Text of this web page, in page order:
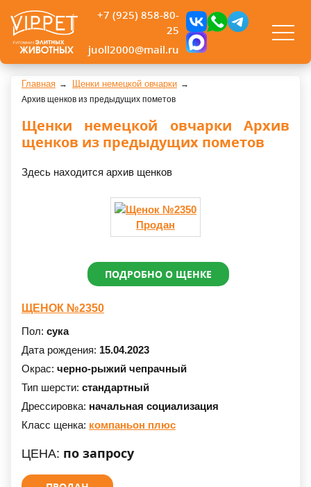
+7 (925) 858-80-
25
juoll2000@mail.ru
Главная Щенки немецкой овчарки
Архив щенков из предыдущих пометов
Щенки немецкой овчарки Архив
щенков из предыдущих пометов
Здесь находится архив щенков
Продан
ПОДРОБНО О ЩЕНКЕ
ЩЕНОК №2350
Пол: сука
Дата рождения: 15.04.2023
Окрас: черно-рыжий чепрачный
Тип шерсти: стандартный
Дрессировка: начальная социализация
Класс щенка: компаньон плюс
ЦЕНА: по запросу